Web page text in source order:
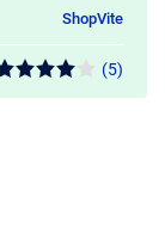
ShopVite
(5)